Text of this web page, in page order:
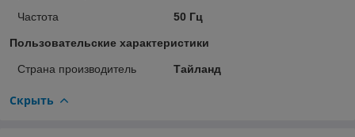
Частота 50 Гц
Пользовательские характеристики
Страна производитель Тайланд
Скрыть